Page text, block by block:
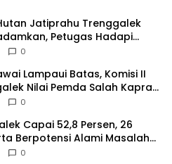
Jatiprahu Trenggalek
Petugas Hadapi
0
Lampaui Batas, Komisi II
Nilai Pemda Salah Kaprah
0
Capai 52,8 Persen, 26
Berpotensi Alami Masalah
0